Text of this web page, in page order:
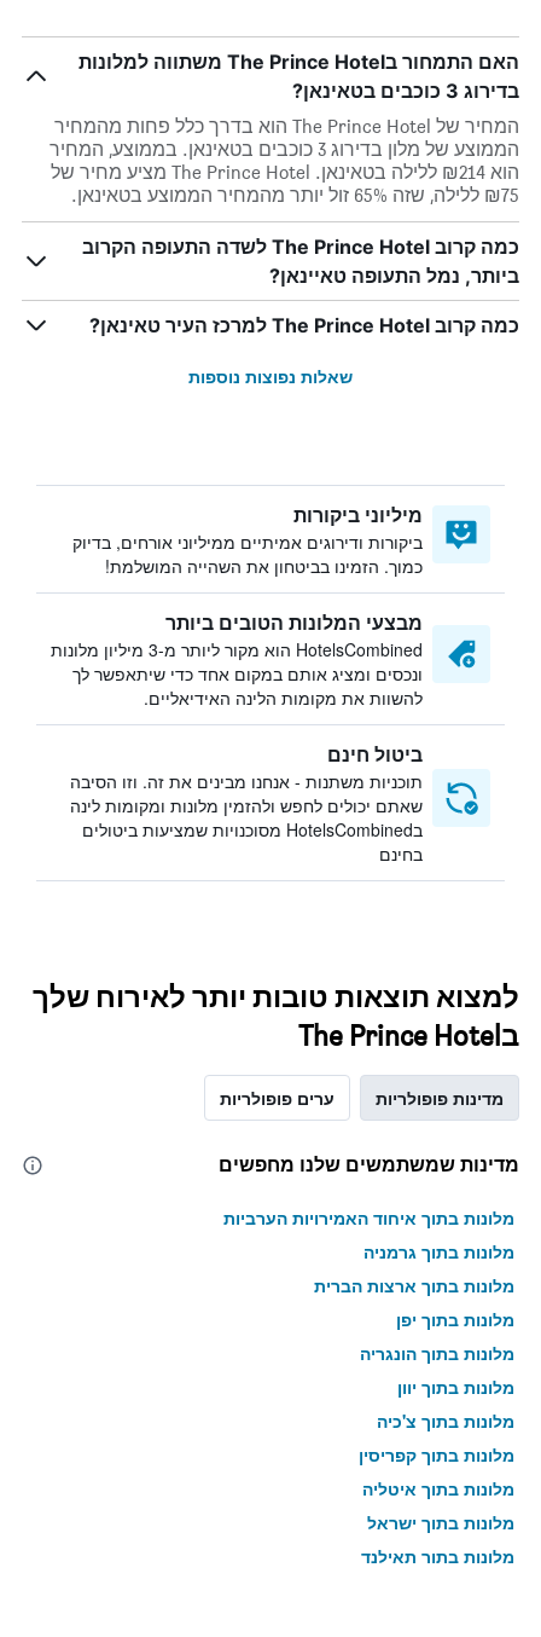
האם התמחור בThe Prince Hotel משתווה למלונות
בדירוג 3 כוכבים בטאינאן?
המחיר של The Prince Hotel הוא בדרך כלל פחות מהמחיר
הממוצע של מלון בדירוג 3 כוכבים בטאינאן. בממוצע, המחיר
הוא ₪214 ללילה בטאינאן. The Prince Hotel מציע מחיר של
₪75 ללילה, שזה 65% זול יותר מהמחיר הממוצע בטאינאן.
כמה קרוב The Prince Hotel לשדה התעופה הקרוב
ביותר, נמל התעופה טאיינאן?
כמה קרוב The Prince Hotel למרכז העיר טאינאן?
שאלות נפוצות נוספות
מיליוני ביקורות
ביקורות ודירוגים אמיתיים ממיליוני אורחים, בדיוק
כמוך. הזמינו בביטחון את השהייה המושלמת!
מבצעי המלונות הטובים ביותר
HotelsCombined הוא מקור ליותר מ-3 מיליון מלונות
ונכסים ומציג אותם במקום אחד כדי שיתאפשר לך
להשוות את מקומות הלינה האידיאליים.
ביטול חינם
תוכניות משתנות - אנחנו מבינים את זה. וזו הסיבה
שאתם יכולים לחפש ולהזמין מלונות ומקומות לינה
בHotelsCombined מסוכנויות שמציעות ביטולים
בחינם
למצוא תוצאות טובות יותר לאירוח שלך
בThe Prince Hotel
מדינות פופולריות ערים פופולריות
מדינות שמשתמשים שלנו מחפשים
מלונות בתוך איחוד האמירויות הערביות
מלונות בתוך גרמניה
מלונות בתוך ארצות הברית
מלונות בתוך יפן
מלונות בתוך הונגריה
מלונות בתוך יוון
מלונות בתוך צ'כיה
מלונות בתוך קפריסין
מלונות בתוך איטליה
מלונות בתוך ישראל
מלונות בתוך תאילנד